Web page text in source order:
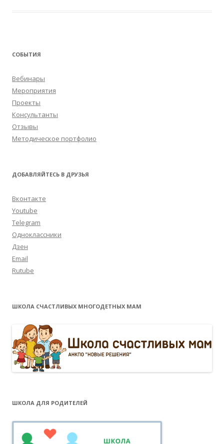
СОБЫТИЯ
Вебинары
Мероприятия
Проекты
Консультанты
Отзывы
Методическое портфолио
ДОБАВЛЯЙТЕСЬ В ДРУЗЬЯ
Вконтакте
Youtube
Telegram
Одноклассники
Дзен
Email
Rutube
ШКОЛА СЧАСТЛИВЫХ МНОГОДЕТНЫХ МАМ
ШКОЛА ДЛЯ РОДИТЕЛЕЙ